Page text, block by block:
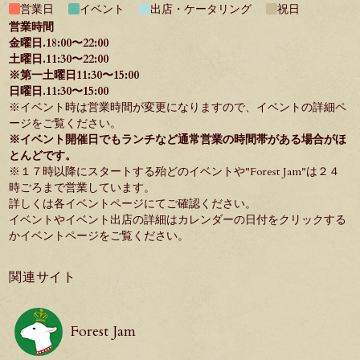
営業日 イベント 出店・ケータリング
祝日
営業時間
金曜日.18:00〜22:00
土曜日.11:30〜22:00
※第一土曜日11:30〜15:00
日曜日.11:30〜15:00
※イベント時は営業時間が変更になりますので、イベントの詳細ペ
ージをご覧ください。
※イベント開催日でもランチなど通常営業の時間帯がある場合がほ
とんどです。
※１７時以降にスタートする殆どのイベントや"Forest Jam"は２４
時ごろまで営業しています。
詳しくは各イベントページにてご確認ください。
イベントやイベント出店の詳細はカレンダーの日付をクリックする
かイベントページをご覧ください。
関連サイト
Forest Jam